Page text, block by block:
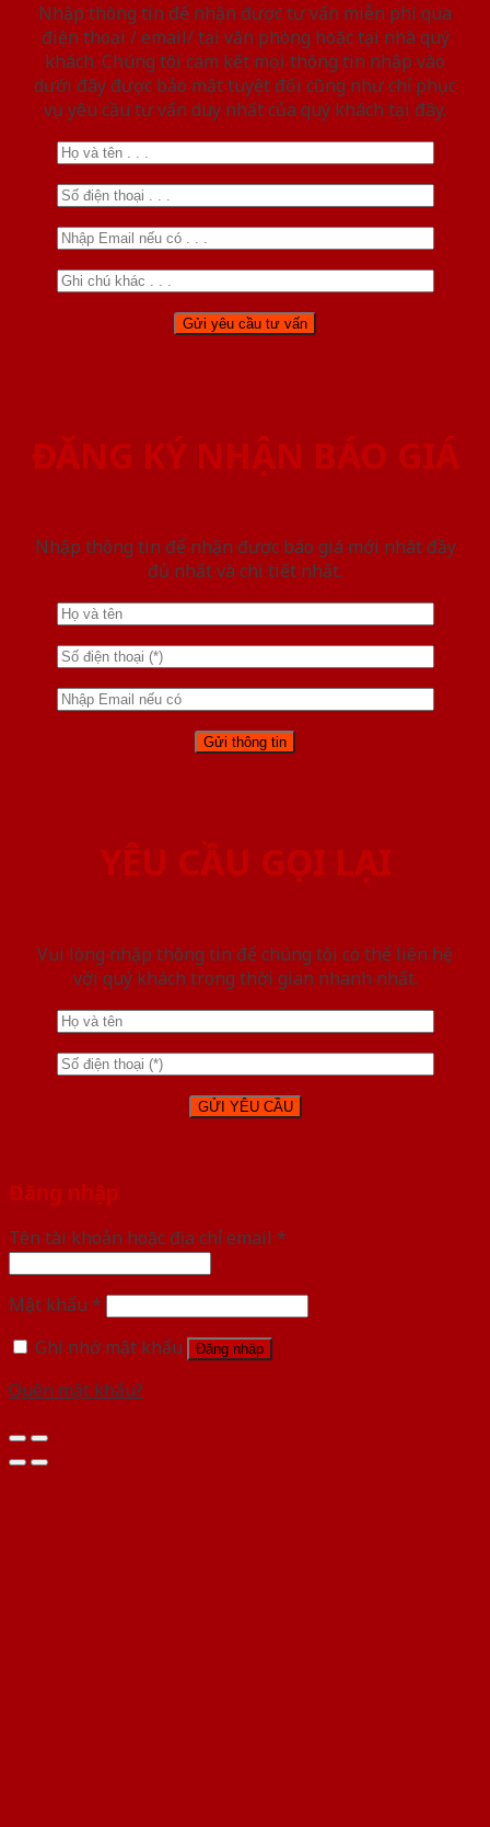
Nhập thông tin để nhận được tư vấn miễn phí qua
điện thoại / email/ tại văn phòng hoặc tại nhà quý
khách. Chúng tôi cam kết mọi thông tin nhập vào
dưới đây được bảo mật tuyệt đối cũng như chỉ phục
vụ yêu cầu tư vấn duy nhất của quý khách tại đây.
ĐĂNG KÝ NHẬN BÁO GIÁ
Nhập thông tin để nhận được báo giá mới nhât đầy
đủ nhất và chi tiết nhất.
YÊU CẦU GỌI LẠI
Vui lòng nhập thông tin để chúng tôi có thể liên hệ
với quý khách trong thời gian nhanh nhất.
Đăng nhập
Tên tài khoản hoặc địa chỉ email *
Mật khẩu *
Ghi nhớ mật khẩu
Đăng nhập
Quên mật khẩu?